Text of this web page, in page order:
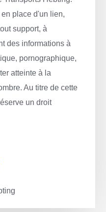
place d'un lien,
support, à
des informations à
pornographique,
atteinte à la
Au titre de cette
un droit